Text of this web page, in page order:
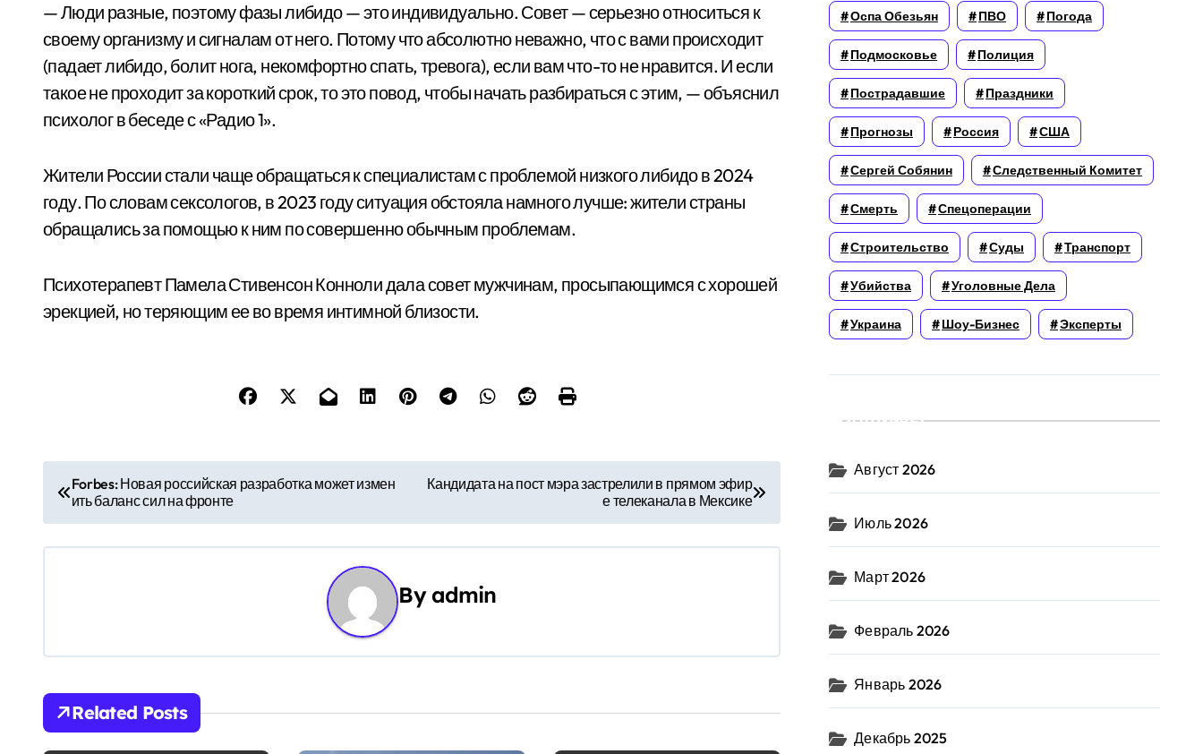
— Люди разные, поэтому фазы либидо — это индивидуально. Совет — серьезно относиться к
своему организму и сигналам от него. Потому что абсолютно неважно, что с вами происходит
(падает либидо, болит нога, некомфортно спать, тревога), если вам что-то не нравится. И если
такое не проходит за короткий срок, то это повод, чтобы начать разбираться с этим, — объяснил
психолог в беседе с «Радио 1».
Жители России стали чаще обращаться к специалистам с проблемой низкого либидо в 2024
году. По словам сексологов, в 2023 году ситуация обстояла намного лучше: жители страны
обращались за помощью к ним по совершенно обычным проблемам.
Психотерапевт Памела Стивенсон Конноли дала совет мужчинам, просыпающимся с хорошей
эрекцией, но теряющим ее во время интимной близости.
а
в
а
ц
и
Forbes: Новая российская разработка может измен
ить баланс сил на фронте
Кандидата на пост мэра застрелили в прямом эфир
е телеканала в Мексике
Byadmin
Related Posts
Оспа Обезьян ПВО Погода
Подмосковье Полиция
Пострадавшие Праздники
Прогнозы Россия США
Сергей Собянин Следственный Комитет
Смерть Спецоперации
Строительство Суды Транспорт
Убийства Уголовные Дела
Украина Шоу-Бизнес Эксперты
Архивы
Август 2026
Июль 2026
Март 2026
Февраль 2026
Январь 2026
Декабрь 2025